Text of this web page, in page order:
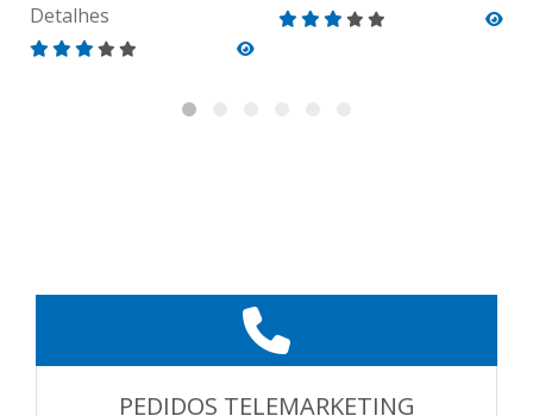
Detalhes
PEDIDOS TELEMARKETING